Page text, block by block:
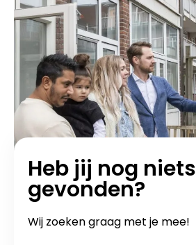
Heb jij nog niets
gevonden?
Wij zoeken graag met je mee!